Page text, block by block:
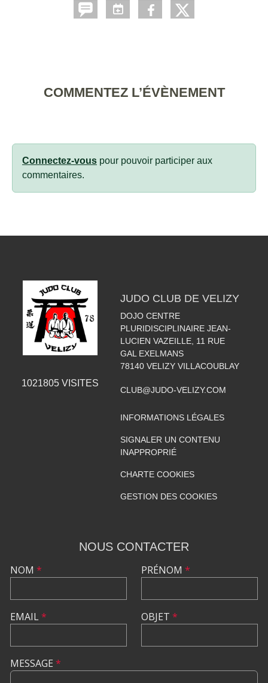
COMMENTEZ L’ÉVÈNEMENT
Connectez-vous pour pouvoir participer aux
commentaires.
1021805VISITES
JUDO CLUB DE VELIZY
DOJO CENTRE
PLURIDISCIPLINAIRE JEAN-
LUCIEN VAZEILLE, 11 RUE
GAL EXELMANS
78140 VELIZY VILLACOUBLAY
CLUB@JUDO-VELIZY.COM
INFORMATIONS LÉGALES
SIGNALER UN CONTENU
INAPPROPRIÉ
CHARTE COOKIES
GESTION DES COOKIES
NOUS CONTACTER
NOM *
EMAIL*
PRÉNOM *
OBJET *
MESSAGE *